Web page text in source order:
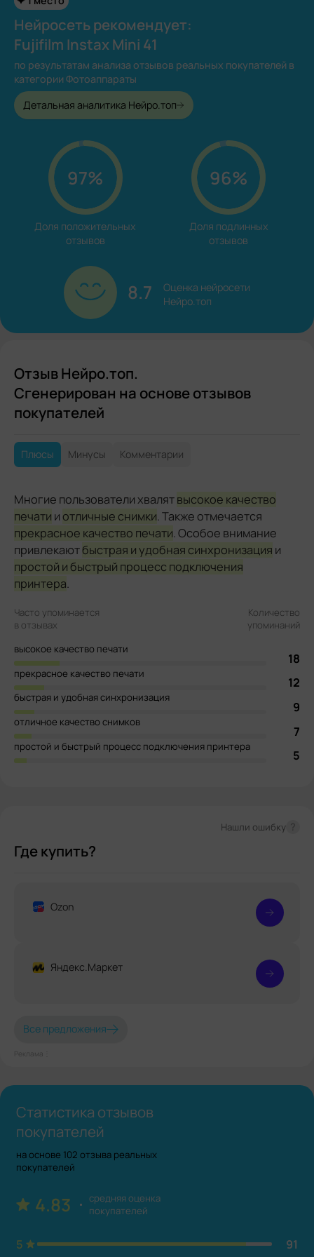
Нейросеть рекомендует:
Fujifilm Instax Mini 41
по результатам анализа отзывов реальных покупателей в
категории Фотоаппараты
Детальная аналитика Нейро.топ
97%
Доля положительных
отзывов
96%
Доля подлинных
отзывов
8.7
Оценка нейросети
Нейро.топ
Отзыв Нейро.топ.
Сгенерирован на основе отзывов
покупателей
Плюсы Минусы Комментарии
Многие пользователи хвалятвысокое качество
печати и отличные снимки. Также отмечается
прекрасное качество печати. Особое внимание
привлекаютбыстрая и удобная синхронизация и
простой и быстрый процесс подключения
принтера.
Часто упоминается
в отзывах
Количество
упоминаний
высокое качество печати
18
прекрасное качество печати
12
быстрая и удобная синхронизация
9
отличное качество снимков
7
простой и быстрый процесс подключения принтера
5
Где купить?
Нашли ошибку
Ozon
Яндекс.Маркет
Все предложения
Реклама⋮
Статистика отзывов
покупателей
на основе 102 отзыва реальных
покупателей
4.83
средняя оценка
покупателей
5 91